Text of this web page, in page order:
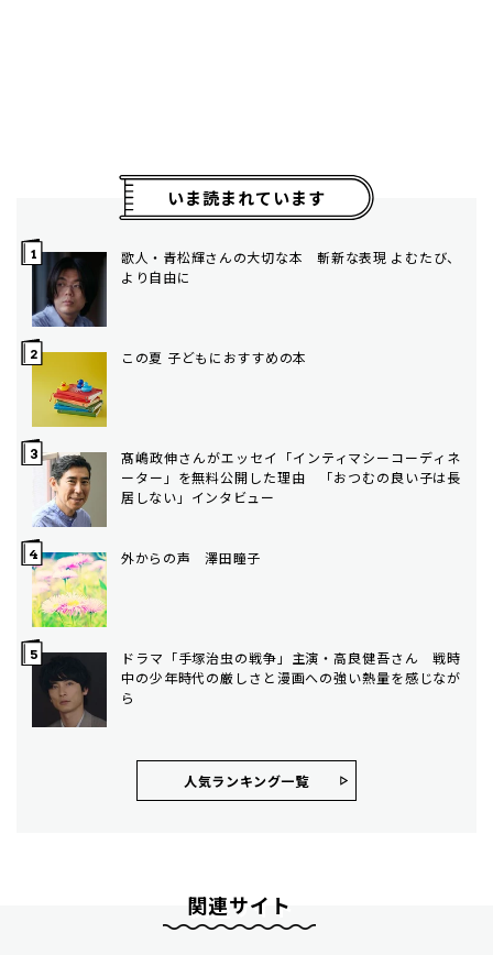
いま読まれています
歌人・青松輝さんの大切な本 斬新な表現 よむたび、
より自由に
この夏 子どもにおすすめの本
髙嶋政伸さんがエッセイ「インティマシーコーディネ
ーター」を無料公開した理由 「おつむの良い子は長
居しない」インタビュー
外からの声 澤田瞳子
ドラマ「手塚治虫の戦争」主演・高良健吾さん 戦時
中の少年時代の厳しさと漫画への強い熱量を感じなが
ら
人気ランキング⼀覧
関連サイト